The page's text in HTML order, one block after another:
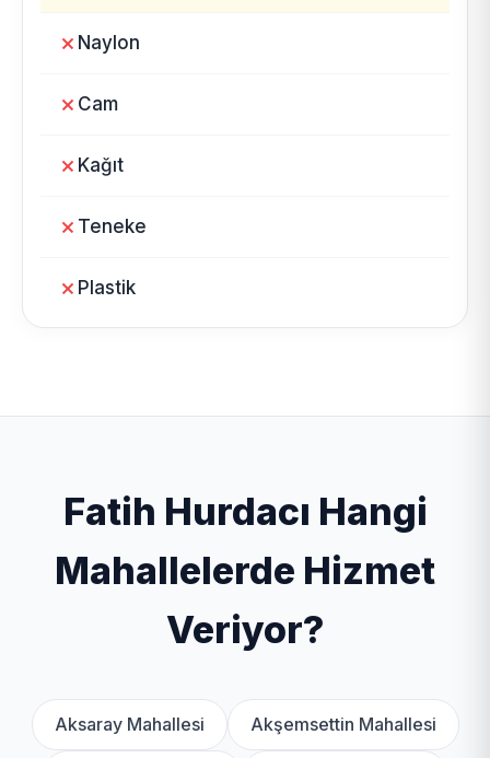
Naylon
Cam
Kağıt
Teneke
Plastik
Fatih Hurdacı Hangi
Mahallelerde Hizmet
Veriyor?
Aksaray Mahallesi Akşemsettin Mahallesi